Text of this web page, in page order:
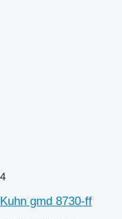
4
Kuhn gmd 8730-ff